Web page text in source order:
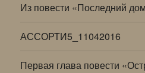
Из повести «Последний
АССОРТИ5_11042016
Первая глава повести